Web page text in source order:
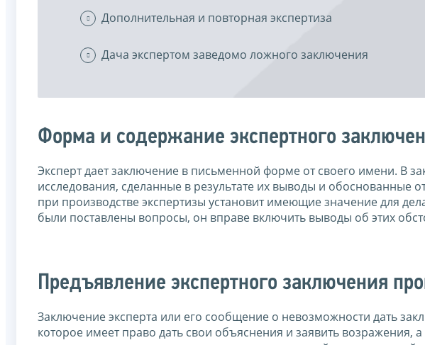
Дополнительная и повторная экспертиза
Дача экспертом заведомо ложного заключения
Форма и содержание экспертного
Эксперт дает заключение в письменной форме от своего имени. В
исследования, сделанные в результате их выводы и обоснованные
при производстве экспертизы установит имеющие значение для
были поставлены вопросы, он вправе включить выводы об этих
Предъявление экспертного заключения
Заключение эксперта или его сообщение о невозможности дать
которое имеет право дать свои объяснения и заявить возражения,